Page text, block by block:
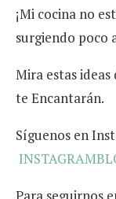
¡Mi cocina no
surgiendo poco
Mira estas ideas
te Encantarán.
Síguenos en